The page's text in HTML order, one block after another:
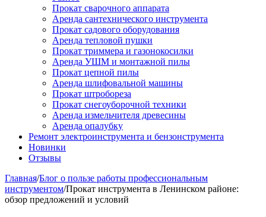
Прокат сварочного аппарата
Аренда сантехнического инструмента
Прокат садового оборудования
Аренда тепловой пушки
Прокат триммера и газонокосилки
Аренда УШМ и монтажной пилы
Прокат цепной пилы
Аренда шлифовальной машины
Прокат штробореза
Прокат снегоуборочной техники
Аренда измельчителя древесины
Аренда опалубку
Ремонт электроинструмента и бензонструмента
Новинки
Отзывы
Главная/Блог о пользе работы профессиональным
инструментом/Прокат инструмента в Ленинском районе:
обзор предложений и условий